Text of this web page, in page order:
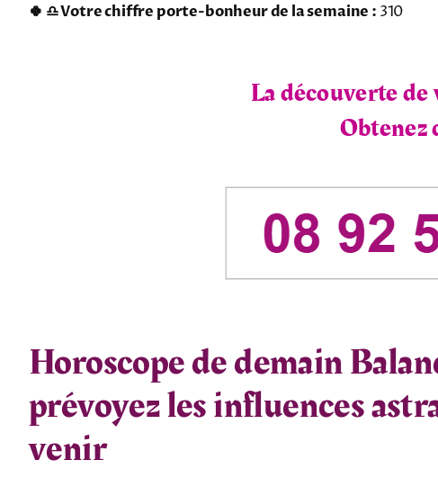
🍀 ♎ Votre chiffre porte-bonheur de la semaine : 310
La découverte de
Obtenez
Horoscope de demain
prévoyez les influences
venir